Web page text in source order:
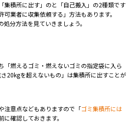
集積所に出す」のと「自己搬入」の2種類です
業者に収集依頼する」方法もあります。
処分方法を見ていきましょう。
「燃えるゴミ・燃えないゴミの指定袋に入ら
20kgを超えないもの」は集積所に出すことが
注意点などもありますので「ゴミ集積所には
に確認しておきます。